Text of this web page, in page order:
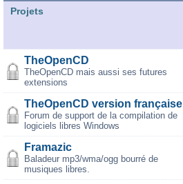
Projets
TheOpenCD
TheOpenCD mais aussi ses futures
extensions
TheOpenCD version française
Forum de support de la compilation de
logiciels libres Windows
Framazic
Baladeur mp3/wma/ogg bourré de
musiques libres.